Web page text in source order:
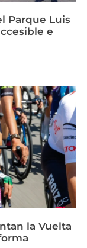
Parque Luis
e
la Vuelta